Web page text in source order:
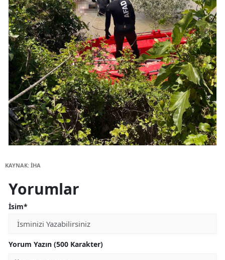
KAYNAK: İHA
Yorumlar
İsim*
Yorum Yazın (500 Karakter)